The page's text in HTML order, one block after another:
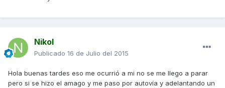
Nikol
Publicado 16 de Julio del 2015
Hola buenas tardes eso me ocurrió a mi no se me llego a parar
pero si se hizo el amago y me paso por autovía y adelantando un